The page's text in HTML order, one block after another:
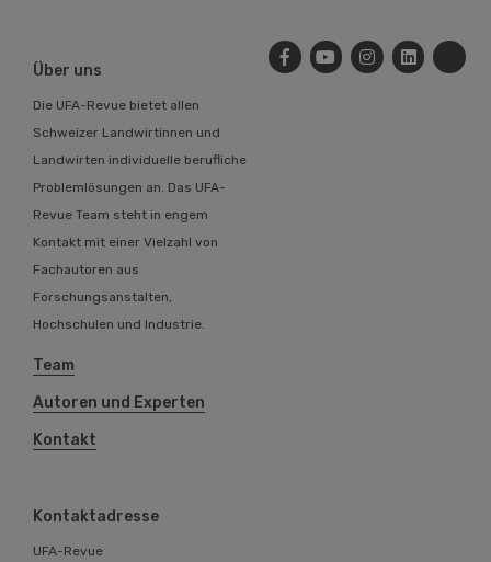
Über uns
Die UFA-Revue bietet allen
Schweizer Landwirtinnen und
Landwirten individuelle berufliche
Problemlösungen an. Das UFA-
Revue Team steht in engem
Kontakt mit einer Vielzahl von
Fachautoren aus
Forschungsanstalten,
Hochschulen und Industrie.
Team
Autoren und Experten
Kontakt
Kontaktadresse
UFA-Revue